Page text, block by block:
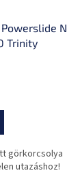
Trinity
görkorcsolya
utazáshoz!